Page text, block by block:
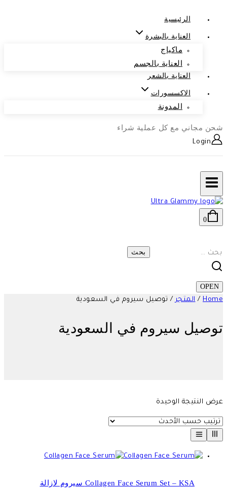
الرئيسية
العناية بالبشرة
ماكياج
العناية بالجسم
العناية بالشعر
الاكسسورات
المدونة
شحن مجاني مع كل عملية شراء
Login
0
البحث
عن:
OPEN
Home
/ المتجر / توصيل سيروم في السعودية
توصيل سيروم في السعودية
عرض النتيجة الوحيدة
Collagen Face Serum Set – KSA سيروم لازالة